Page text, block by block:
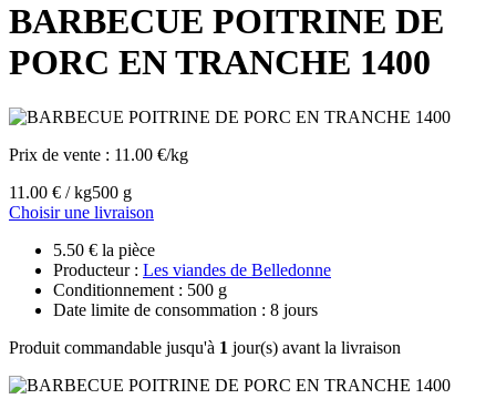
BARBECUE POITRINE DE
PORC EN TRANCHE 1400
Prix de vente : 11.00 €/kg
11.00 € / kg500 g
Choisir une livraison
5.50 € la pièce
Producteur : Les viandes de Belledonne
Conditionnement : 500 g
Date limite de consommation : 8 jours
Produit commandable jusqu'à 1 jour(s) avant la livraison